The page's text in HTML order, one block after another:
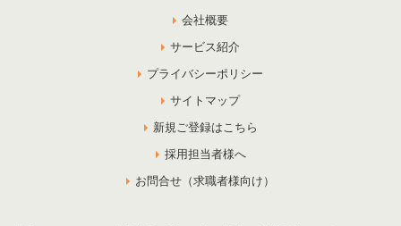
会社概要
サービス紹介
プライバシーポリシー
サイトマップ
新規ご登録はこちら
採用担当者様へ
お問合せ（求職者様向け）